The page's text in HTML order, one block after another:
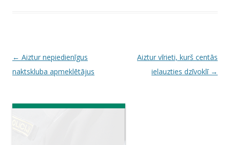
P
o
← Aiztur nepiedienīgus
naktskluba apmeklētājus
Aiztur vīrieti, kurš centās
ielauzties dzīvoklī →